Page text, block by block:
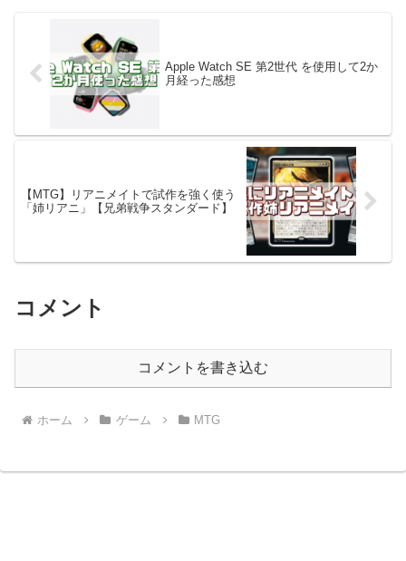
い、とっかかりやすいところから
Apple Watch SE 第2世代 を使用して2か
月経った感想
【MTG】リアニメイトで試作を強く使う
「姉リアニ」【兄弟戦争スタンダード】
コメント
コメントを書き込む
ホーム ゲーム MTG